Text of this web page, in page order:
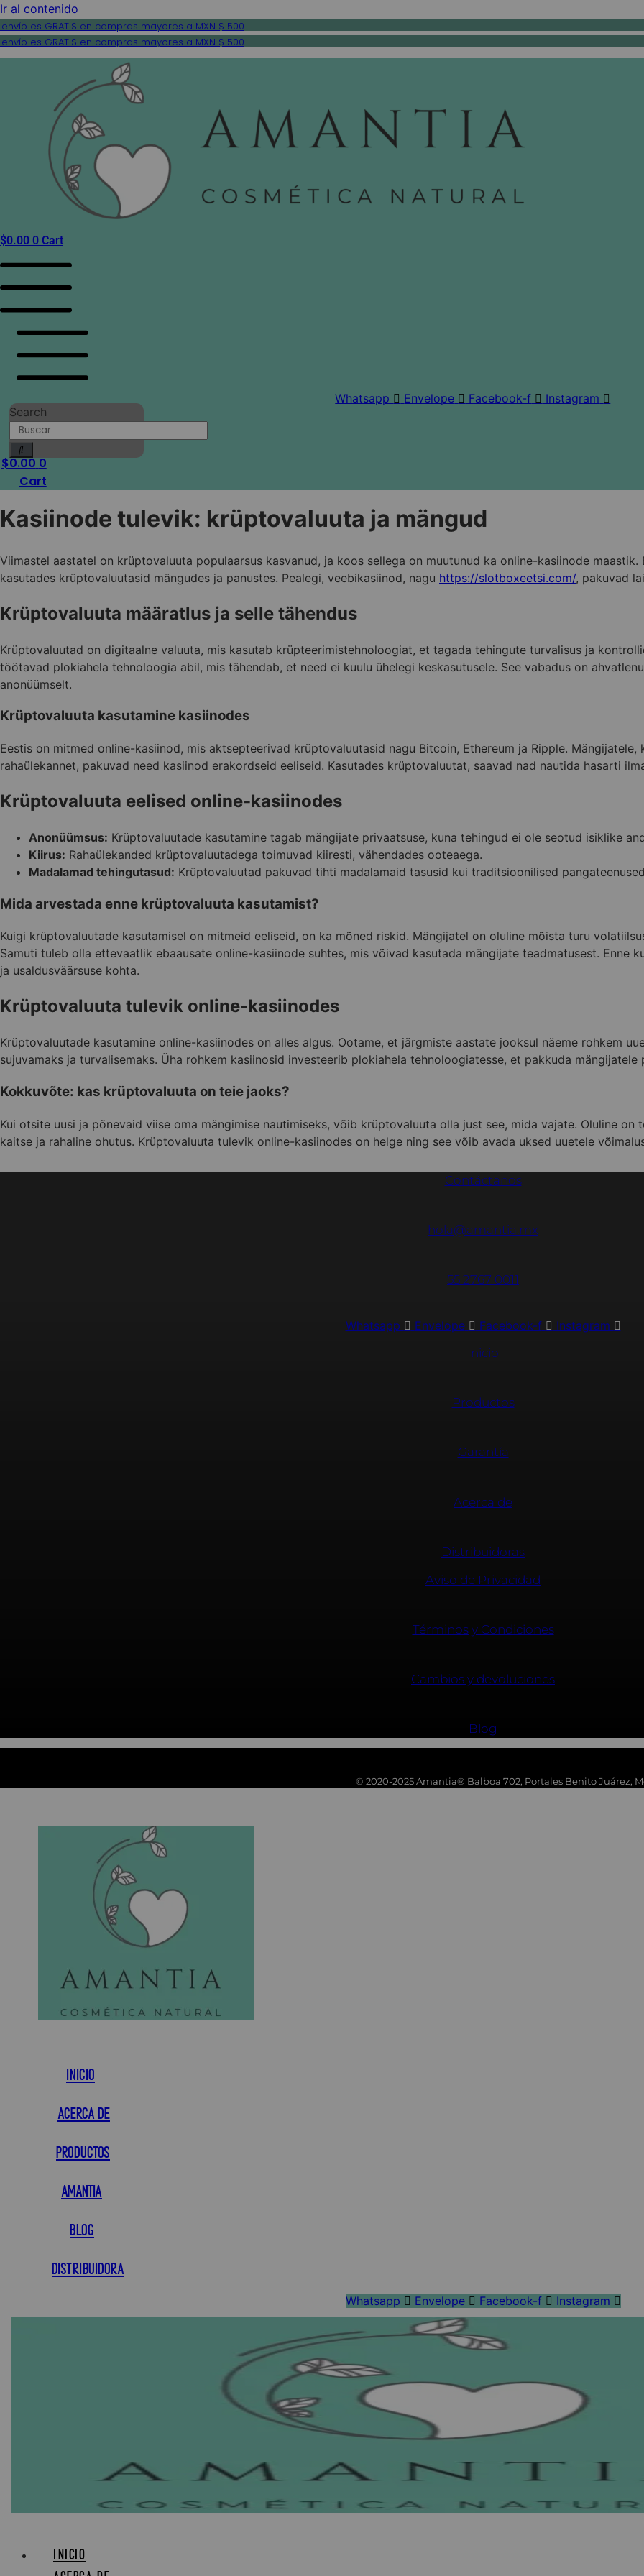
Ir al contenido
envío es GRATIS en compras mayores a MXN $ 500
envío es GRATIS en compras mayores a MXN $ 500
$0.00 0 Cart
Whatsapp Envelope Facebook-f
Instagram
Search
$0.000
Cart
Kasiinode tulevik: krüptovaluuta ja mängud
Viimastel aastatel on krüptovaluuta populaarsus kasvanud, ja koos sellega on muutunud ka online-kasiinode maastik.
kasutades krüptovaluutasid mängudes ja panustes. Pealegi, veebikasiinod, nagu https://slotboxeetsi.com/, pakuvad
Krüptovaluuta määratlus ja selle tähendus
Krüptovaluutad on digitaalne valuuta, mis kasutab krüpteerimistehnoloogiat, et tagada tehingute turvalisus ja
töötavad plokiahela tehnoloogia abil, mis tähendab, et need ei kuulu ühelegi keskasutusele. See vabadus on
anonüümselt.
Krüptovaluuta kasutamine kasiinodes
Eestis on mitmed online-kasiinod, mis aktsepteerivad krüptovaluutasid nagu Bitcoin, Ethereum ja Ripple. Mängijatele,
rahaülekannet, pakuvad need kasiinod erakordseid eeliseid. Kasutades krüptovaluutat, saavad nad nautida hasarti
Krüptovaluuta eelised online-kasiinodes
Anonüümsus: Krüptovaluutade kasutamine tagab mängijate privaatsuse, kuna tehingud ei ole seotud isiklike
Kiirus: Rahaülekanded krüptovaluutadega toimuvad kiiresti, vähendades ooteaega.
Madalamad tehingutasud: Krüptovaluutad pakuvad tihti madalamaid tasusid kui traditsioonilised
Mida arvestada enne krüptovaluuta kasutamist?
Kuigi krüptovaluutade kasutamisel on mitmeid eeliseid, on ka mõned riskid. Mängijatel on oluline mõista turu
Samuti tuleb olla ettevaatlik ebaausate online-kasiinode suhtes, mis võivad kasutada mängijate teadmatusest. Enne
ja usaldusväärsuse kohta.
Krüptovaluuta tulevik online-kasiinodes
Krüptovaluutade kasutamine online-kasiinodes on alles algus. Ootame, et järgmiste aastate jooksul näeme rohkem
sujuvamaks ja turvalisemaks. Üha rohkem kasiinosid investeerib plokiahela tehnoloogiatesse, et pakkuda mängijatele
Kokkuvõte: kas krüptovaluuta on teie jaoks?
Kui otsite uusi ja põnevaid viise oma mängimise nautimiseks, võib krüptovaluuta olla just see, mida vajate. Oluline on
kaitse ja rahaline ohutus. Krüptovaluuta tulevik online-kasiinodes on helge ning see võib avada uksed uuetele
Contáctanos
hola@amantia.mx
55 2767 0011
Whatsapp Envelope Facebook-f
Instagram
Inicio
Productos
Garantía
Acerca de
Distribuidoras
Aviso de Privacidad
Términos y Condiciones
Cambios y devoluciones
Blog
© 2020-2025 Amantia® Balboa 702, Portales Benito Juárez,
Inicio
ACERCA DE
PRODUCTOS
AMANTIA
BLOG
DISTRIBUIDORA
Whatsapp Envelope Facebook-f Instagram
INICIO